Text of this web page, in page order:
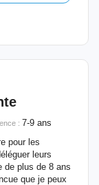
: 7-9 ans
pour les
leurs
de plus de 8 ans
que je peux